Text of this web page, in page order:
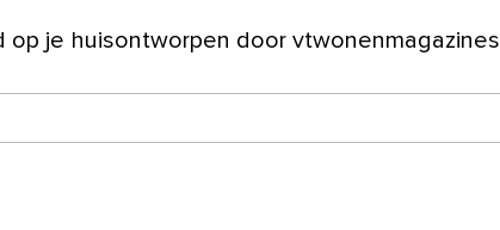
op je huisontworpen door vtwonenmagazines